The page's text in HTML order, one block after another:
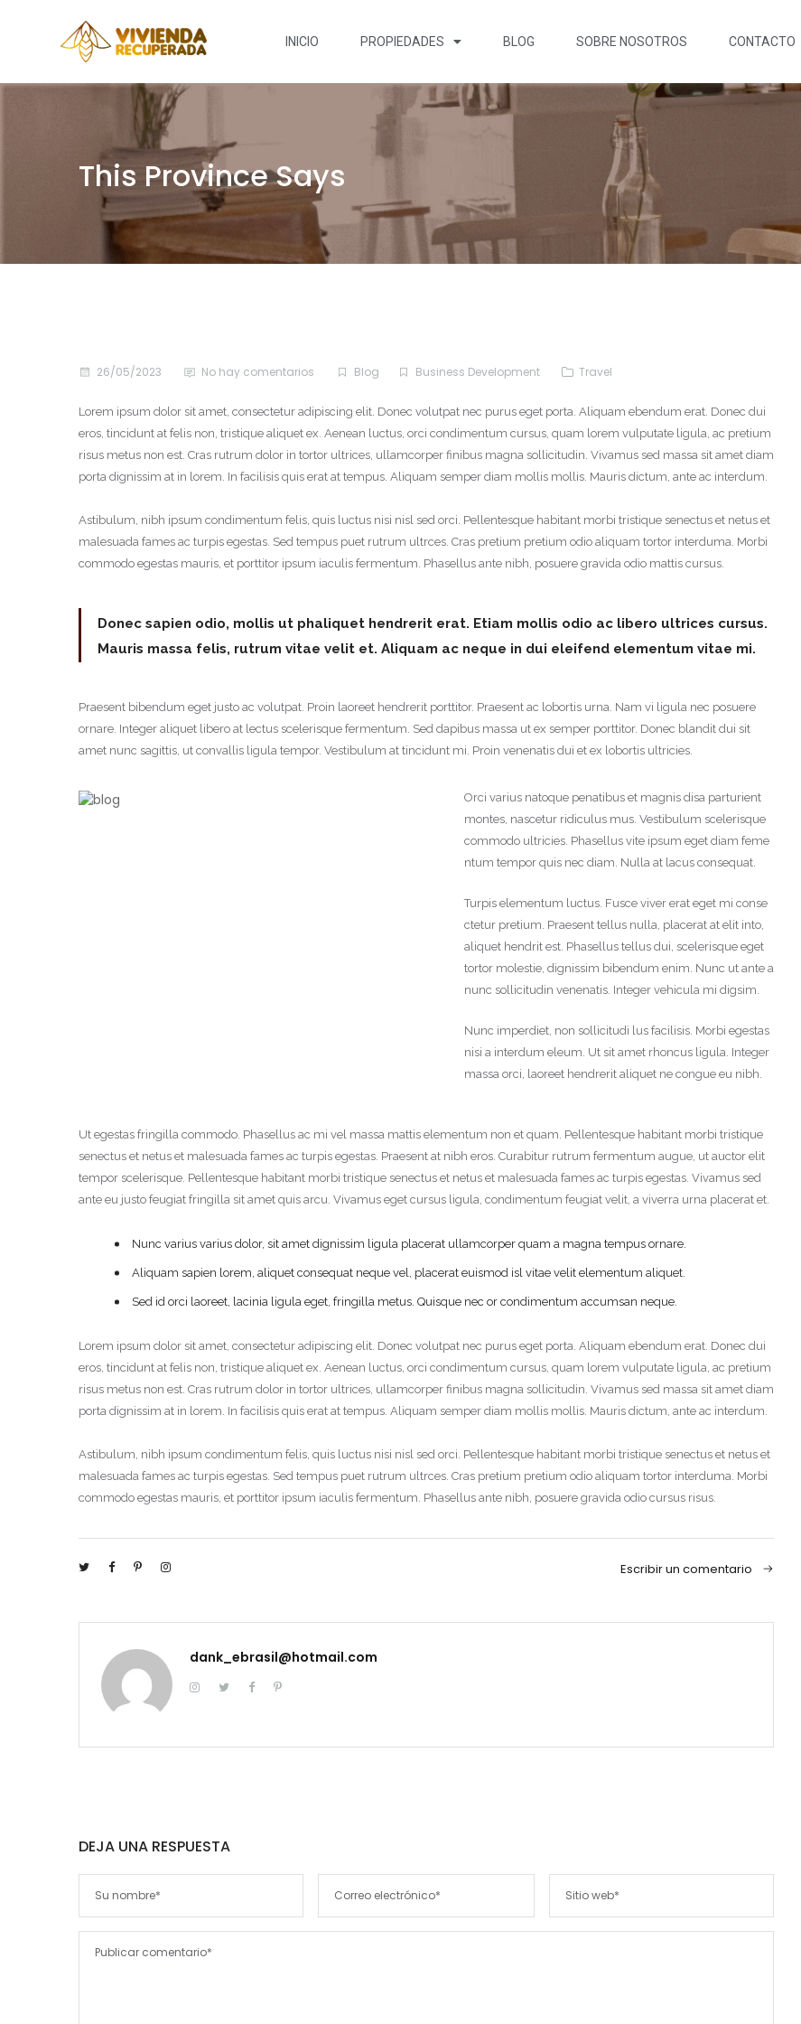
INICIO PROPIEDADES BLOG SOBRE NOSOTROS CONTACTO
This Province Says
26/05/2023 No hay comentarios Blog Business Development Travel
Lorem ipsum dolor sit amet, consectetur adipiscing elit. Donec volutpat nec purus eget porta. Aliquam ebendum erat. Donec dui
eros, tincidunt at felis non, tristique aliquet ex. Aenean luctus, orci condimentum cursus, quam lorem vulputate ligula, ac pretium
risus metus non est. Cras rutrum dolor in tortor ultrices, ullamcorper finibus magna sollicitudin. Vivamus sed massa sit amet diam
porta dignissim at in lorem. In facilisis quis erat at tempus. Aliquam semper diam mollis mollis. Mauris dictum, ante ac interdum.
Astibulum, nibh ipsum condimentum felis, quis luctus nisi nisl sed orci. Pellentesque habitant morbi tristique senectus et netus et
malesuada fames ac turpis egestas. Sed tempus puet rutrum ultrces. Cras pretium pretium odio aliquam tortor interduma. Morbi
commodo egestas mauris, et porttitor ipsum iaculis fermentum. Phasellus ante nibh, posuere gravida odio mattis cursus.
Donec sapien odio, mollis ut phaliquet hendrerit erat. Etiam mollis odio ac libero ultrices cursus.
Mauris massa felis, rutrum vitae velit et. Aliquam ac neque in dui eleifend elementum vitae mi.
Praesent bibendum eget justo ac volutpat. Proin laoreet hendrerit porttitor. Praesent ac lobortis urna. Nam vi ligula nec posuere
ornare. Integer aliquet libero at lectus scelerisque fermentum. Sed dapibus massa ut ex semper porttitor. Donec blandit dui sit
amet nunc sagittis, ut convallis ligula tempor. Vestibulum at tincidunt mi. Proin venenatis dui et ex lobortis ultricies.
Orci varius natoque penatibus et magnis disa parturient
montes, nascetur ridiculus mus. Vestibulum scelerisque
commodo ultricies. Phasellus vite ipsum eget diam feme
ntum tempor quis nec diam. Nulla at lacus consequat.
Turpis elementum luctus. Fusce viver erat eget mi conse
ctetur pretium. Praesent tellus nulla, placerat at elit into,
aliquet hendrit est. Phasellus tellus dui, scelerisque eget
tortor molestie, dignissim bibendum enim. Nunc ut ante a
nunc sollicitudin venenatis. Integer vehicula mi digsim.
Nunc imperdiet, non sollicitudi lus facilisis. Morbi egestas
nisi a interdum eleum. Ut sit amet rhoncus ligula. Integer
massa orci, laoreet hendrerit aliquet ne congue eu nibh.
Ut egestas fringilla commodo. Phasellus ac mi vel massa mattis elementum non et quam. Pellentesque habitant morbi tristique
senectus et netus et malesuada fames ac turpis egestas. Praesent at nibh eros. Curabitur rutrum fermentum augue, ut auctor elit
tempor scelerisque. Pellentesque habitant morbi tristique senectus et netus et malesuada fames ac turpis egestas. Vivamus sed
ante eu justo feugiat fringilla sit amet quis arcu. Vivamus eget cursus ligula, condimentum feugiat velit, a viverra urna placerat et.
Nunc varius varius dolor, sit amet dignissim ligula placerat ullamcorper quam a magna tempus ornare.
Aliquam sapien lorem, aliquet consequat neque vel, placerat euismod isl vitae velit elementum aliquet.
Sed id orci laoreet, lacinia ligula eget, fringilla metus. Quisque nec or condimentum accumsan neque.
Lorem ipsum dolor sit amet, consectetur adipiscing elit. Donec volutpat nec purus eget porta. Aliquam ebendum erat. Donec dui
eros, tincidunt at felis non, tristique aliquet ex. Aenean luctus, orci condimentum cursus, quam lorem vulputate ligula, ac pretium
risus metus non est. Cras rutrum dolor in tortor ultrices, ullamcorper finibus magna sollicitudin. Vivamus sed massa sit amet diam
porta dignissim at in lorem. In facilisis quis erat at tempus. Aliquam semper diam mollis mollis. Mauris dictum, ante ac interdum.
Astibulum, nibh ipsum condimentum felis, quis luctus nisi nisl sed orci. Pellentesque habitant morbi tristique senectus et netus et
malesuada fames ac turpis egestas. Sed tempus puet rutrum ultrces. Cras pretium pretium odio aliquam tortor interduma. Morbi
commodo egestas mauris, et porttitor ipsum iaculis fermentum. Phasellus ante nibh, posuere gravida odio cursus risus.
Escribir un comentario
dank_ebrasil@hotmail.com
DEJA UNA RESPUESTA
¿Has olvidado tu contraseña?